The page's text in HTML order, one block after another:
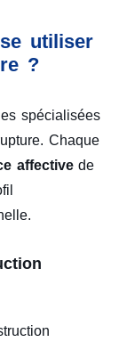
utiliser
?
spécialisées
Chaque
affectivede